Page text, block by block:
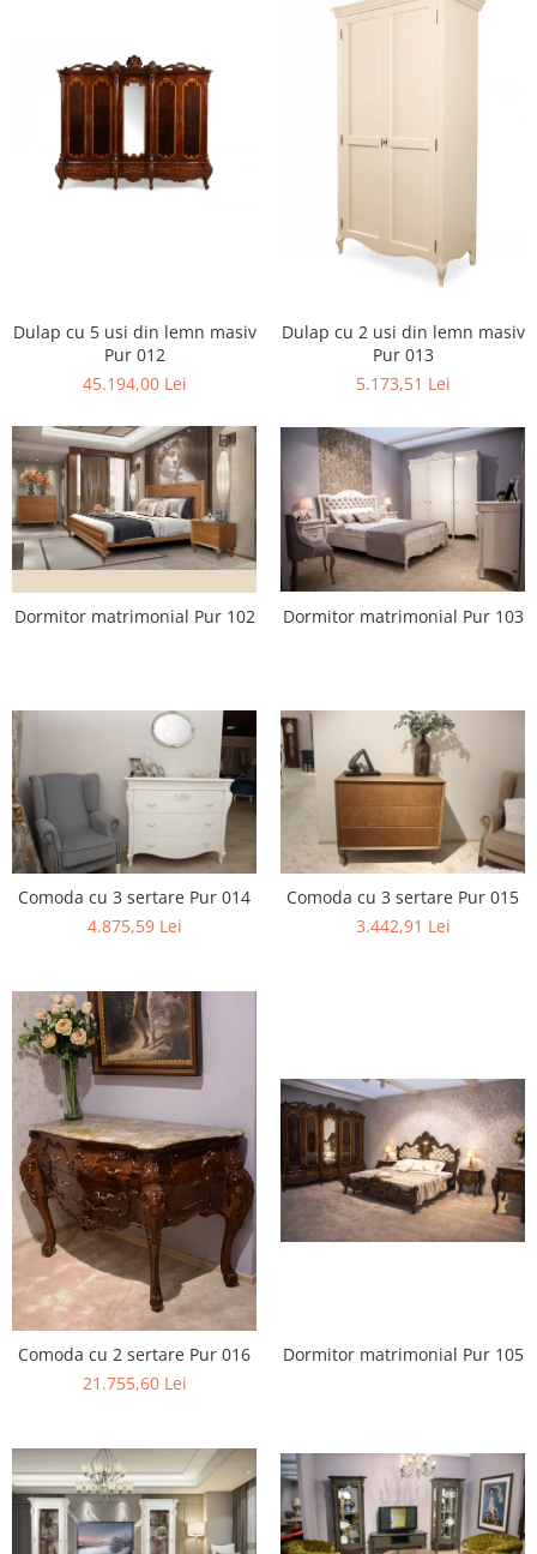
Dulap cu 5 usi din lemn masiv
Pur 012
45.194,00 Lei
Dulap cu 2 usi din lemn masiv
Pur 013
5.173,51 Lei
Dormitor matrimonial Pur 102 Dormitor matrimonial Pur 103
Comoda cu 3 sertare Pur 014
4.875,59 Lei
Comoda cu 3 sertare Pur 015
3.442,91 Lei
Comoda cu 2 sertare Pur 016
21.755,60 Lei
Dormitor matrimonial Pur 105